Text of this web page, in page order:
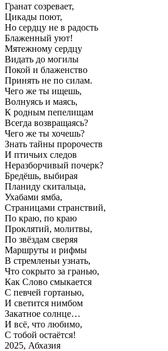
Гранат созревает,
Цикады поют,
Но сердцу не в радость
Блаженный уют!
Мятежному сердцу
Видать до могилы
Покой и блаженство
Принять не по силам.
Чего же ты ищешь,
Волнуясь и маясь,
К родным пепелищам
Всегда возвращаясь?
Чего же ты хочешь?
Знать тайны пророчеств
И птичьих следов
Неразборчивый почерк?
Бредёшь, выбирая
Планиду скитальца,
Ухабами ямба,
Страницами странствий,
По краю, по краю
Проклятий, молитвы,
По звёздам сверяя
Маршруты и рифмы
В стремленьи узнать,
Что сокрыто за гранью,
Как Слово смыкается
С певчей гортанью,
И светится нимбом
Закатное солнце…
И всё, что любимо,
С тобой остаётся!
2025, Абхазия